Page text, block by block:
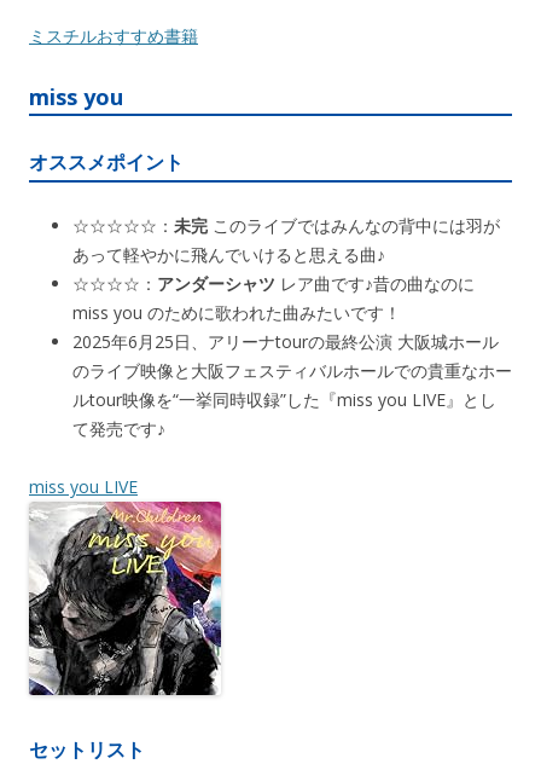
ミスチルおすすめ書籍
miss you
オススメポイント
☆☆☆☆☆： 未完 このライブではみんなの背中には羽が
あって軽やかに飛んでいけると思える曲♪
☆☆☆☆： アンダーシャツ レア曲です♪昔の曲なのに
miss you のために歌われた曲みたいです！
2025年6月25日、アリーナtourの最終公演 大阪城ホール
のライブ映像と大阪フェスティバルホールでの貴重なホー
ルtour映像を“一挙同時収録”した『miss you LIVE』とし
て発売です♪
miss you LIVE
セットリスト